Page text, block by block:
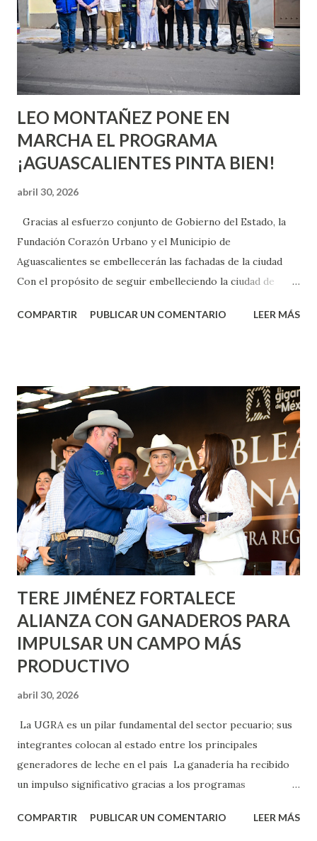
pienses que el sexo será increíble y no puedas esperar para
experimentarlo, pero como cualquier persona con
experiencia te dirá, siempre es mejor cuando ambas partes
son suficientemen...
LEO MONTAÑEZ PONE EN
MARCHA EL PROGRAMA
¡AGUASCALIENTES PINTA BIEN!
abril 30, 2026
Gracias al esfuerzo conjunto de Gobierno del Estado, la
Fundación Corazón Urbano y el Municipio de
Aguascalientes se embellecerán las fachadas de la ciudad
Con el propósito de seguir embelleciendo la ciudad de
municipal, Leo Montañez dio inicio al programa
Corazón Urbano y el Municipio capital. Leo Montañez
informó que en este programa se usarán cerca de 90 mil
metros cuadrados de pintura, para dar inicio en la calle
Nieto, entre Jesús F. Elizondo y la calle 22 de Octubre, con
lo que se aplicará pintura en 66 casas. Posteriormente se
llevará este programa a Villas de Nuestra Señora de la
Asunción, Avenida Alameda y Decreto 27 de Septiembre, en
los edificios FOVISSSTE Ojo de Agua, en la comunidad
Norias de Paso Hondo y en los edificios de...
COMPARTIR PUBLICAR UN COMENTARIO LEER MÁS
TERE JIMÉNEZ FORTALECE
ALIANZA CON GANADEROS PARA
IMPULSAR UN CAMPO MÁS
PRODUCTIVO
abril 30, 2026
La UGRA es un pilar fundamental del sector pecuario; sus
integrantes colocan al estado entre los principales
generadores de leche en el país La ganadería ha recibido
un impulso significativo gracias a los programas
muestra de su respaldo firme y decidido al campo, la
COMPARTIR PUBLICAR UN COMENTARIO LEER MÁS